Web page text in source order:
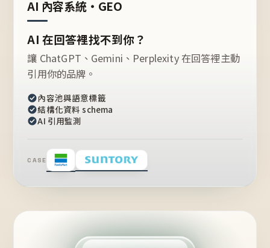
AI 內容系統・GEO
AI 在回答裡找不到你？
讓 ChatGPT、Gemini、Perplexity 在回答裡主動
引用你的品牌。
內容池與語意標籤
結構化資料 schema
AI 引用監測
CASE
點